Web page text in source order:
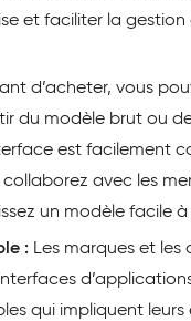
et faciliter la gestion
d’acheter, vous
du modèle brut ou
est facilement
collaborez avec les
un modèle facile à
: Les marques et les
qui impliquent leurs